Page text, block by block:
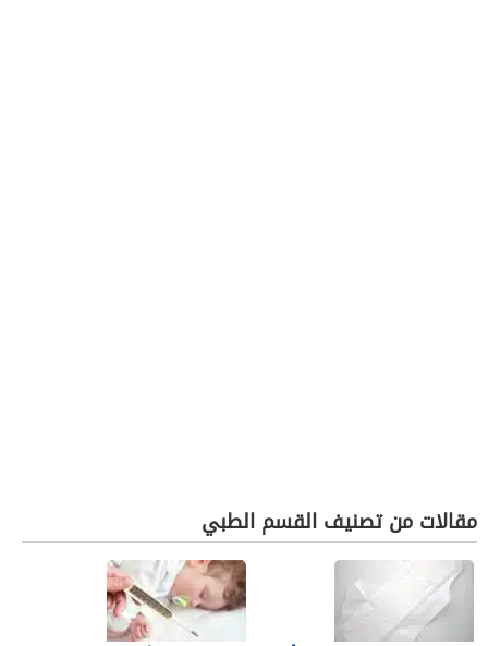
مقالات من تصنيف القسم الطبي